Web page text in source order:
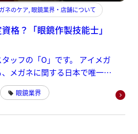
ネのケア, 眼鏡業界・店舗について
格？「眼鏡作製技能士」
ッフの「O」です。 アイメガ
メガネに関する日本で唯一の
眼鏡業界